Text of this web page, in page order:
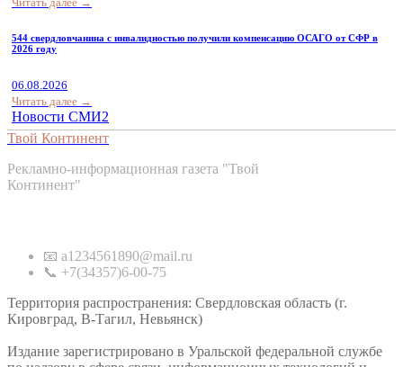
544 свердловчанина с инвалидностью получили компенсацию ОСАГО от СФР в
2026 году
06.08.2026
Читать далее →
Новости СМИ2
Твой Континент
Рекламно-информационная газета "Твой
Континент"
📧 a1234561890@mail.ru
📞 +7(34357)6-00-75
Территория распространения: Свердловская область (г.
Кировград, В-Тагил, Невьянск)
Издание зарегистрировано в Уральской федеральной службе